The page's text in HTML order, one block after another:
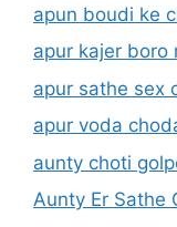
apun boudi ke
apur kajer boro
apur sathe sex
apur voda
aunty choti
Aunty Er Sathe